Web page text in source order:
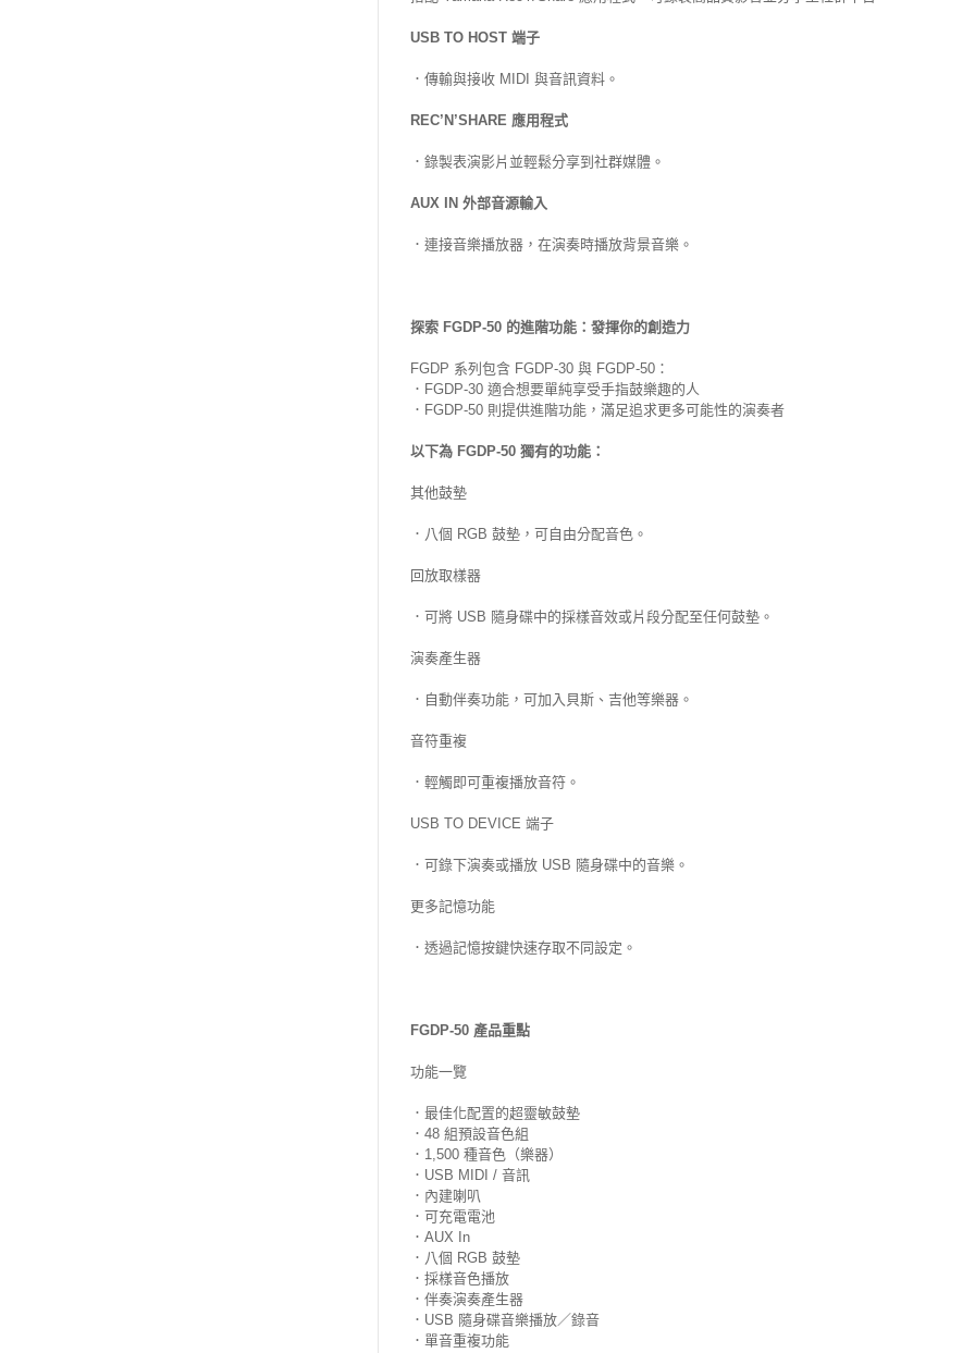
USB TO HOST 端子
．傳輸與接收 MIDI 與音訊資料。
REC’N’SHARE 應用程式
．錄製表演影片並輕鬆分享到社群媒體。
AUX IN 外部音源輸入
．連接音樂播放器，在演奏時播放背景音樂。
探索 FGDP-50 的進階功能：發揮你的創造力
FGDP 系列包含 FGDP-30 與 FGDP-50：
．FGDP-30 適合想要單純享受手指鼓樂趣的人
．FGDP-50 則提供進階功能，滿足追求更多可能性的演奏者
以下為 FGDP-50 獨有的功能：
其他鼓墊
．八個 RGB 鼓墊，可自由分配音色。
回放取樣器
．可將 USB 隨身碟中的採樣音效或片段分配至任何鼓墊。
演奏產生器
．自動伴奏功能，可加入貝斯、吉他等樂器。
音符重複
．輕觸即可重複播放音符。
USB TO DEVICE 端子
．可錄下演奏或播放 USB 隨身碟中的音樂。
更多記憶功能
．透過記憶按鍵快速存取不同設定。
FGDP-50 產品重點
功能一覽
．最佳化配置的超靈敏鼓墊
．48 組預設音色組
．1,500 種音色（樂器）
．USB MIDI / 音訊
．內建喇叭
．可充電電池
．AUX In
．八個 RGB 鼓墊
．採樣音色播放
．伴奏演奏產生器
．USB 隨身碟音樂播放／錄音
．單音重複功能